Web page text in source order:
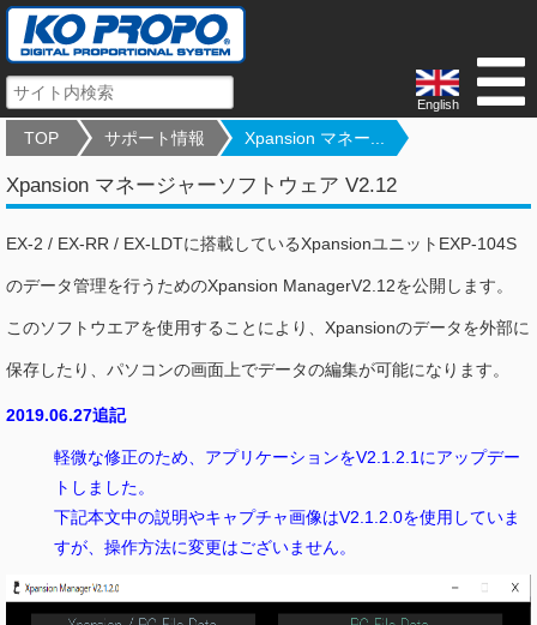
English
TOP サポート情報 Xpansion マネー...
Xpansion マネージャーソフトウェア V2.12
EX-2 / EX-RR / EX-LDTに搭載しているXpansionユニットEXP-104S
のデータ管理を行うためのXpansion ManagerV2.12を公開します。
このソフトウエアを使用することにより、Xpansionのデータを外部に
保存したり、パソコンの画面上でデータの編集が可能になります。
2019.06.27追記
軽微な修正のため、アプリケーションをV2.1.2.1にアップデー
トしました。
下記本文中の説明やキャプチャ画像はV2.1.2.0を使用していま
すが、操作方法に変更はございません。